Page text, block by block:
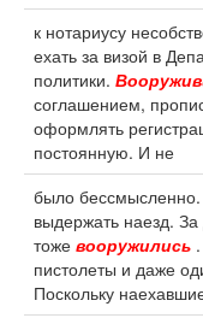
к нотариусу
ехать за визой в
политики.
соглашением,
оформлять
постоянную. И не
было
выдержать наезд.
тоже вооружились
пистолеты и даже
Поскольку